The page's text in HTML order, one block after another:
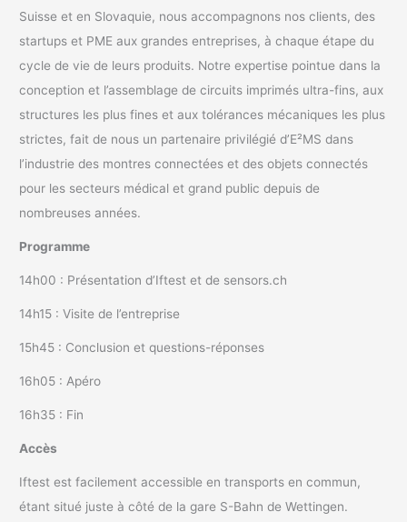
Suisse et en Slovaquie, nous accompagnons nos clients, des
startups et PME aux grandes entreprises, à chaque étape du
cycle de vie de leurs produits. Notre expertise pointue dans la
conception et l’assemblage de circuits imprimés ultra-fins, aux
structures les plus fines et aux tolérances mécaniques les plus
strictes, fait de nous un partenaire privilégié d’E²MS dans
l’industrie des montres connectées et des objets connectés
pour les secteurs médical et grand public depuis de
nombreuses années.
Programme
14h00 : Présentation d’Iftest et de sensors.ch
14h15 : Visite de l’entreprise
15h45 : Conclusion et questions-réponses
16h05 : Apéro
16h35 : Fin
Accès
Iftest est facilement accessible en transports en commun,
étant situé juste à côté de la gare S-Bahn de Wettingen.